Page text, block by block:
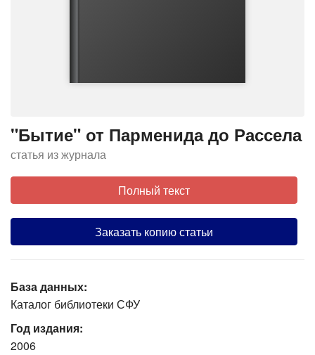
"Бытие" от Парменида до Рассела
статья из журнала
Полный текст
Заказать копию статьи
База данных:
Каталог библиотеки СФУ
Год издания:
2006